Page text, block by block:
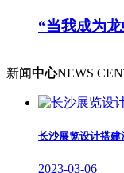
“当我成为
新闻中心NEWS
长沙展览设计搭
2023-03-06